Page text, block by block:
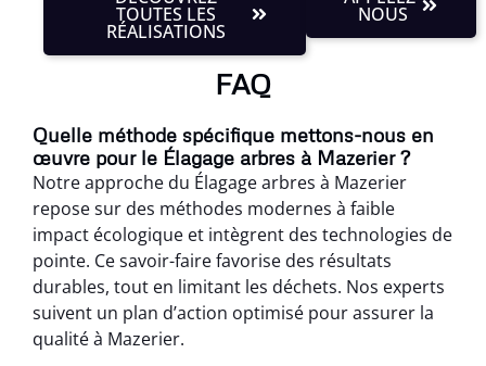
TOUTES LES
RÉALISATIONS
NOUS
FAQ
Quelle méthode spécifique mettons-nous en
œuvre pour le Élagage arbres à Mazerier ?
Notre approche du Élagage arbres à Mazerier
repose sur des méthodes modernes à faible
impact écologique et intègrent des technologies de
pointe. Ce savoir-faire favorise des résultats
durables, tout en limitant les déchets. Nos experts
suivent un plan d’action optimisé pour assurer la
qualité à Mazerier.